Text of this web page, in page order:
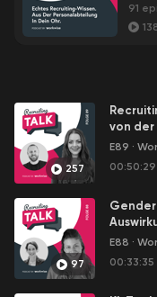
91
257
von der
E89 ·
00:50:29
97
E88 ·
00:33:35